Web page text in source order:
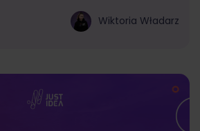
Wiktoria Władarz